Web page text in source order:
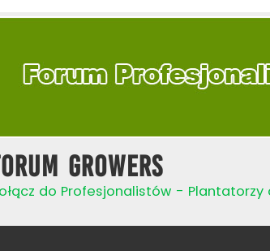
Growers
do Profesjonalistów - Plantatorzy